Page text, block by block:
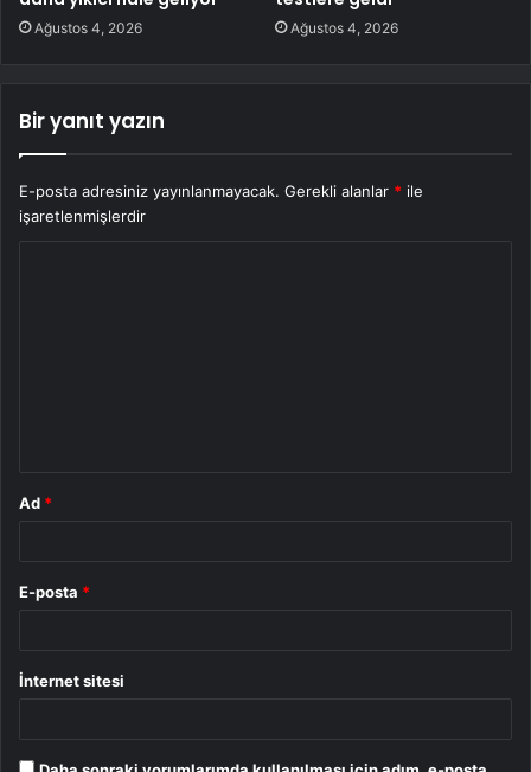
Ağustos 4, 2026 Ağustos 4, 2026
Bir yanıt yazın
E-posta adresiniz yayınlanmayacak. Gerekli alanlar * ile
işaretlenmişlerdir
Ad *
E-posta *
İnternet sitesi